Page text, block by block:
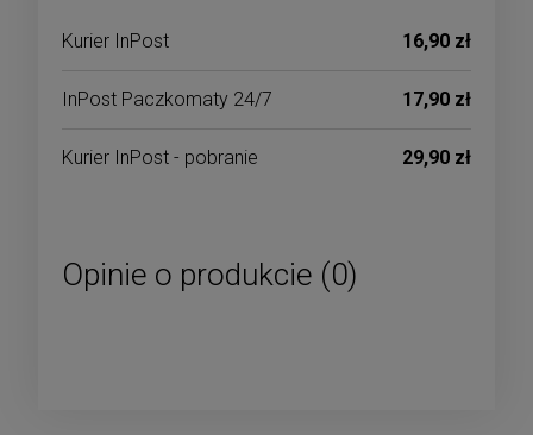
Kurier InPost 16,90 zł
InPost Paczkomaty 24/7 17,90 zł
Kurier InPost - pobranie 29,90 zł
Opinie o produkcie (0)